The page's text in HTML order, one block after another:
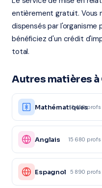
entièrement gratuit. Vous
dispensés par
bénéficiez d'un crédit
total.
Autres matières
Mathématiques
12 450 profs
Anglais 15 680 profs
Espagnol 5 890 profs